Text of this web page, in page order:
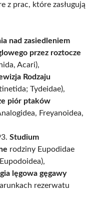
z prac, które zasługują
nad zasiedleniem
przez roztocze
Acari),
Rodzaju
Tydeidae),
piór ptaków
Freyanoidea,
Studium
rodziny Eupodidae
lęgowa gęgawy
rezerwatu